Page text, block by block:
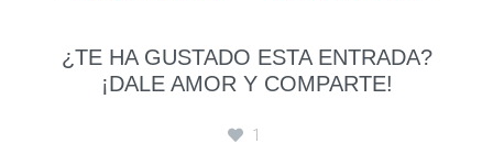
¿TE HA GUSTADO ESTA ENTRADA?
¡DALE AMOR Y COMPARTE!
1